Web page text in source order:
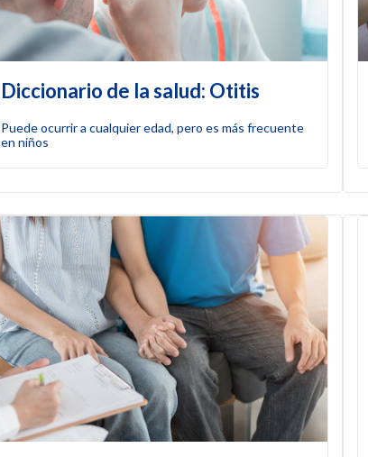
Diccionario de la salud: Otitis
Puede ocurrir a cualquier edad, pero es más frecuente
en niños